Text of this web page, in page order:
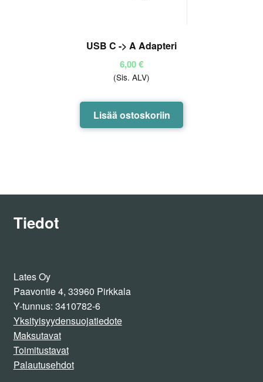
USB C -> A Adapteri
6,00€
(Sis. ALV)
Lisää ostoskoriin
Tiedot
Lates Oy
Paavontie 4, 33960 Pirkkala
Y-tunnus: 3410782-6
Yksityisyydensuojatiedote
Maksutavat
Toimitustavat
Palautusehdot